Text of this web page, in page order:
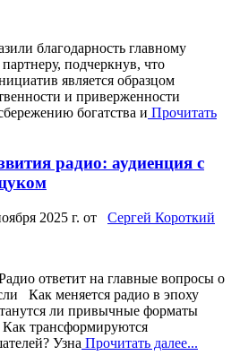
благодарность главному
подчеркнув, что
является образцом
и приверженности
богатства и Прочитать
радио: аудиенция с
2025 г. от Сергей Короткий
ответит на главные вопросы о
Как меняется радио в эпоху
ли привычные форматы
трансформируются
Узна Прочитать далее...